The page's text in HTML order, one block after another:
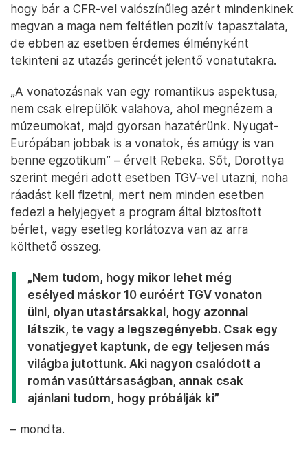
hogy bár a CFR-vel valószínűleg azért mindenkinek
megvan a maga nem feltétlen pozitív tapasztalata,
de ebben az esetben érdemes élményként
tekinteni az utazás gerincét jelentő vonatutakra.
„A vonatozásnak van egy romantikus aspektusa,
nem csak elrepülök valahova, ahol megnézem a
múzeumokat, majd gyorsan hazatérünk. Nyugat-
Európában jobbak is a vonatok, és amúgy is van
benne egzotikum” – érvelt Rebeka. Sőt, Dorottya
szerint megéri adott esetben TGV-vel utazni, noha
ráadást kell fizetni, mert nem minden esetben
fedezi a helyjegyet a program által biztosított
bérlet, vagy esetleg korlátozva van az arra
költhető összeg.
„Nem tudom, hogy mikor lehet még
esélyed máskor 10 euróért TGV vonaton
ülni, olyan utastársakkal, hogy azonnal
látszik, te vagy a legszegényebb. Csak egy
vonatjegyet kaptunk, de egy teljesen más
világba jutottunk. Aki nagyon csalódott a
román vasúttársaságban, annak csak
ajánlani tudom, hogy próbálják ki”
– mondta.